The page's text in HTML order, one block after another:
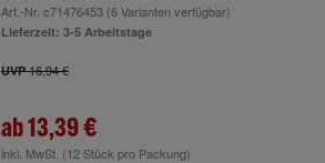
Art.-Nr. c71476453(6 Varianten verfügbar)
Lieferzeit: 3-5 Arbeitstage
UVP16,94 €
ab13,39 €
inkl. MwSt. (12 Stück pro Packung)